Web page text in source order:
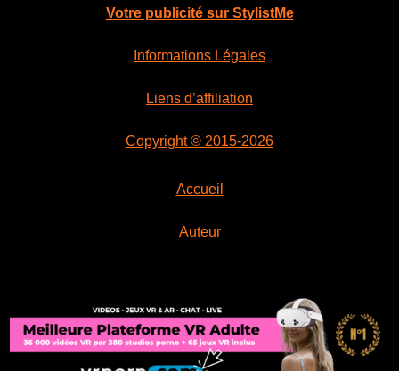
Votre publicité sur StylistMe
Informations Légales
Liens d’affiliation
Copyright © 2015-2026
Accueil
Auteur